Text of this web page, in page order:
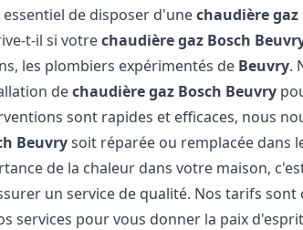
de disposer d'unechaudière gaz
t-il si votrechaudière gaz Bosch
les plombiers expérimentés de Beuvry.
dechaudière gaz Bosch Beuvry
sont rapides et efficaces, nous
Beuvrysoit réparée ou remplacée dans
de la chaleur dans votre maison,
un service de qualité. Nos tarifs
services pour vous donner la paix